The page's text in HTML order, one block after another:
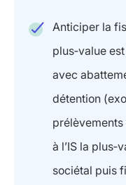
Anticiper la
plus‑value
avec
détention
prélèvements
à l’IS la
sociétal puis